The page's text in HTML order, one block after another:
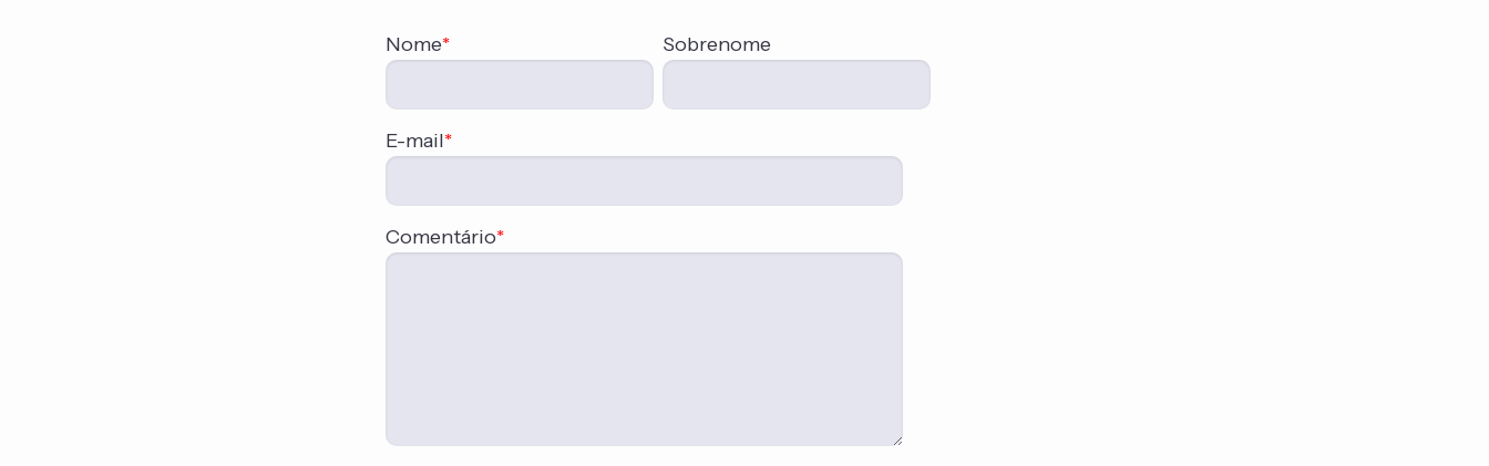
Nome* Sobrenome
E-mail*
Comentário*